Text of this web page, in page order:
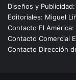
Diseños y
Editoriales: Miguel
Contacto El América:
Contacto Comercial
Contacto Dirección